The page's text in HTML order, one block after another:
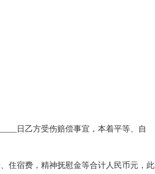
日乙方受伤赔偿事宜，本着平等、自
住宿费，精神抚慰金等合计人民币元，此